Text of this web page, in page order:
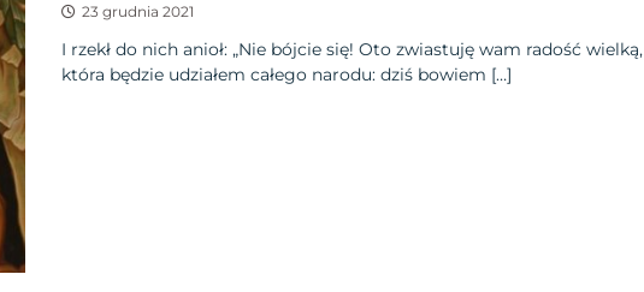
23 grudnia 2021
I rzekł do nich anioł: „Nie bójcie się! Oto zwiastuję wam radość wielką,
która będzie udziałem całego narodu: dziś bowiem […]